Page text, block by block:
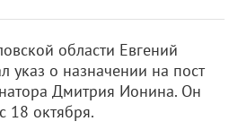
области Евгений
указ о назначении на пост
Дмитрия Ионина. Он
18 октября.